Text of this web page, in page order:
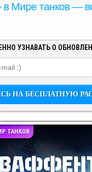
Мире танков —
УЗНАВАТЬ О
ТАНКОВ